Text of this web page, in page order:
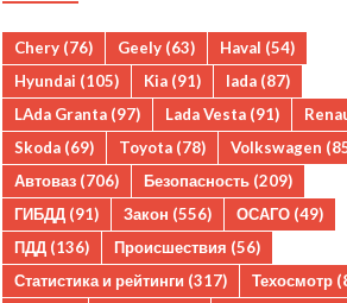
Chery (76) Geely (63) Haval (54)
Hyundai (105) Kia (91) lada (87)
LAda Granta (97) Lada Vesta (91)
Skoda (69) Toyota (78) Volkswagen
Автоваз (706) Безопасность (209)
ГИБДД (91) Закон (556) ОСАГО (49)
ПДД (136) Происшествия (56)
Статистика и рейтинги (317) Техосмотр